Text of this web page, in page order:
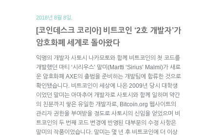
2018년 8월 8일.
[코인데스크 코리아] 비트코인 ‘2호 개발자’가
암호화폐 세계로 돌아왔다
익명의 개발자 사토시 나카모토와 함께 비트코인의 첫 코드를
개발했던 마티 ‘시리우스’ 말미(Martti ‘Sirius’ Malmi)가 새로
운 암호화폐 AXE의 출범을 준비하는 개발팀에 합류한 것으로
확인됐습니다. 비트코인이 세상에 나온 2009년 당시 대학생
이었던 말미는 아마추어 개발자로 사토시와 함께 일하며 약간
의 친분까지 쌓은 유일한 개발자로, Bitcoin.org 웹사이트의
관리자 권한을 부여받을 정도로 사토시의 신임을 얻었으며 비
트코인의 두 번째 코드 변경에 반영된 대부분의 수정 사항은
말미의 작품이었습니다. 말미는 몇 년 후 비트코인에 더 이상